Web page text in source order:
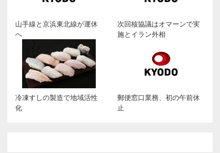
山手線と京浜東北線が運休
へ
次回核協議はオマーンで実
施とイラン外相
冷凍すしの製造で地域活性
化
郵便窓口業務、初の午前休
止